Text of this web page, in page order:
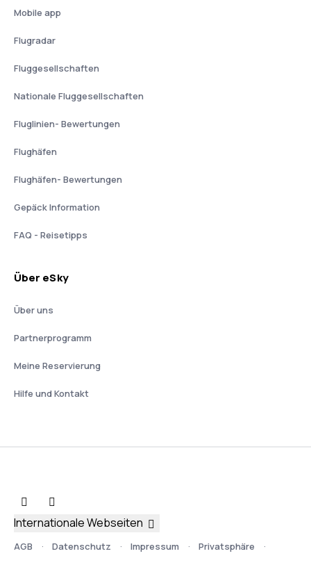
Mobile app
Flugradar
Fluggesellschaften
Nationale Fluggesellschaften
Fluglinien- Bewertungen
Flughäfen
Flughäfen- Bewertungen
Gepäck Information
FAQ - Reisetipps
Über eSky
Über uns
Partnerprogramm
Meine Reservierung
Hilfe und Kontakt
AGB Datenschutz Impressum Privatsphäre
Internationale Webseiten